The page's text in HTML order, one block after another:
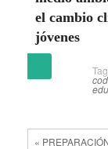
el cambio
jóvenes
«